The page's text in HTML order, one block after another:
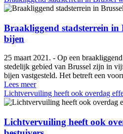
Braakliggend stadsterrein in
bijen
25 maart 2021. - Op een
stedelijk gebied van Brussel zijn in
bijen vastgesteld. Het betreft een
Lees meer
Lichtvervuiling heeft ook overdag
Lichtvervuiling heeft ook